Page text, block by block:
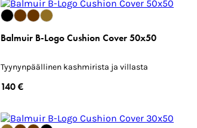
Balmuir B-Logo Cushion Cover 50x50
Tyynynpäällinen kashmirista ja villasta
140 €